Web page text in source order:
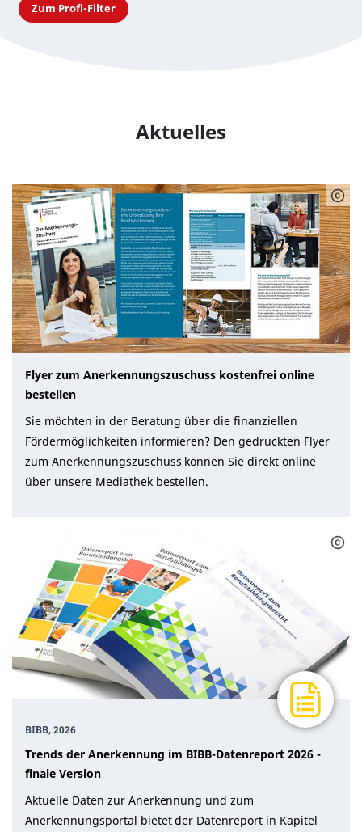
Zum Profi-Filter
Aktuelles
Flyer zum Anerkennungszuschuss kostenfrei online
bestellen
Sie möchten in der Beratung über die finanziellen
Fördermöglichkeiten informieren? Den gedruckten Flyer
zum Anerkennungszuschuss können Sie direkt online
über unsere Mediathek bestellen.
BIBB, 2026
Trends der Anerkennung im BIBB-Datenreport 2026 -
finale Version
Aktuelle Daten zur Anerkennung und zum
Anerkennungsportal bietet der Datenreport in Kapitel